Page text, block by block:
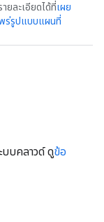
ายละเอียดได้ที่เผย
ร่รูปแบบแผนที่
บคลาวด์ ดูข้อ